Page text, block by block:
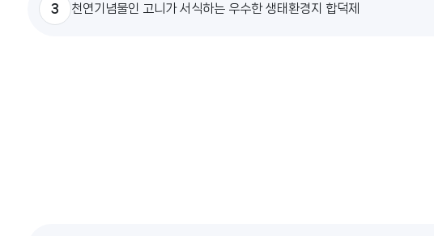
3 천연기념물인 고니가 서식하는 우수한 생태환경지 합덕제